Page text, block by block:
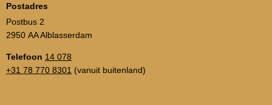
Postadres
Postbus 2
2950 AA Alblasserdam
Telefoon 14 078
+31 78 770 8301 (vanuit buitenland)